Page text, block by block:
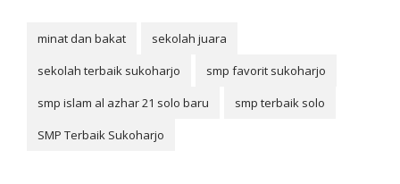
minat dan bakat
sekolah juara
sekolah terbaik sukoharjo
smp favorit sukoharjo
smp islam al azhar 21 solo baru
smp terbaik solo
SMP Terbaik Sukoharjo